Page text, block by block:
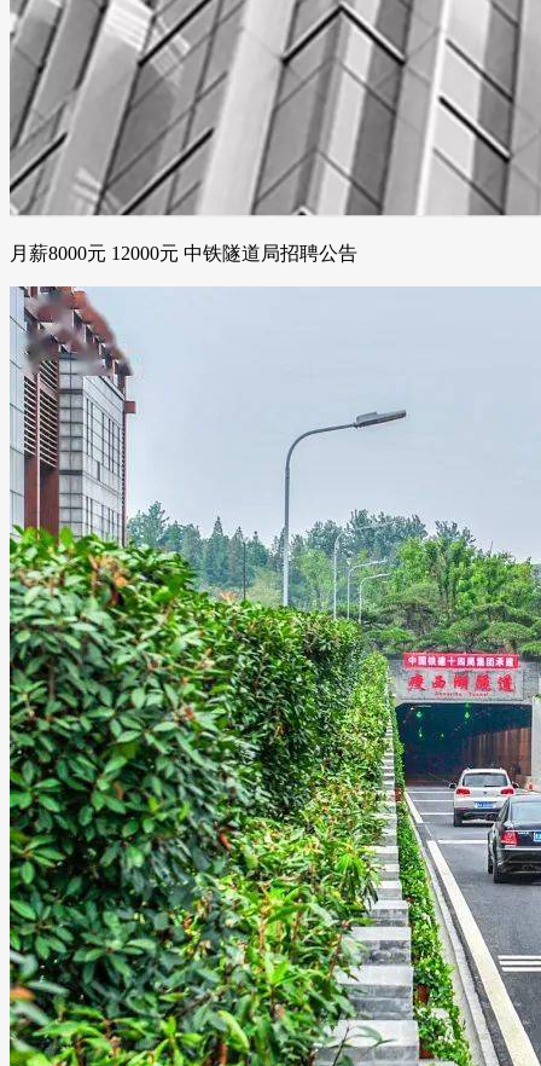
月薪8000元 12000元 中铁隧道局招聘公告